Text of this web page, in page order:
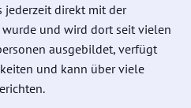
jederzeit direkt mit der
und wird dort seit vielen
ausgebildet, verfügt
und kann über viele